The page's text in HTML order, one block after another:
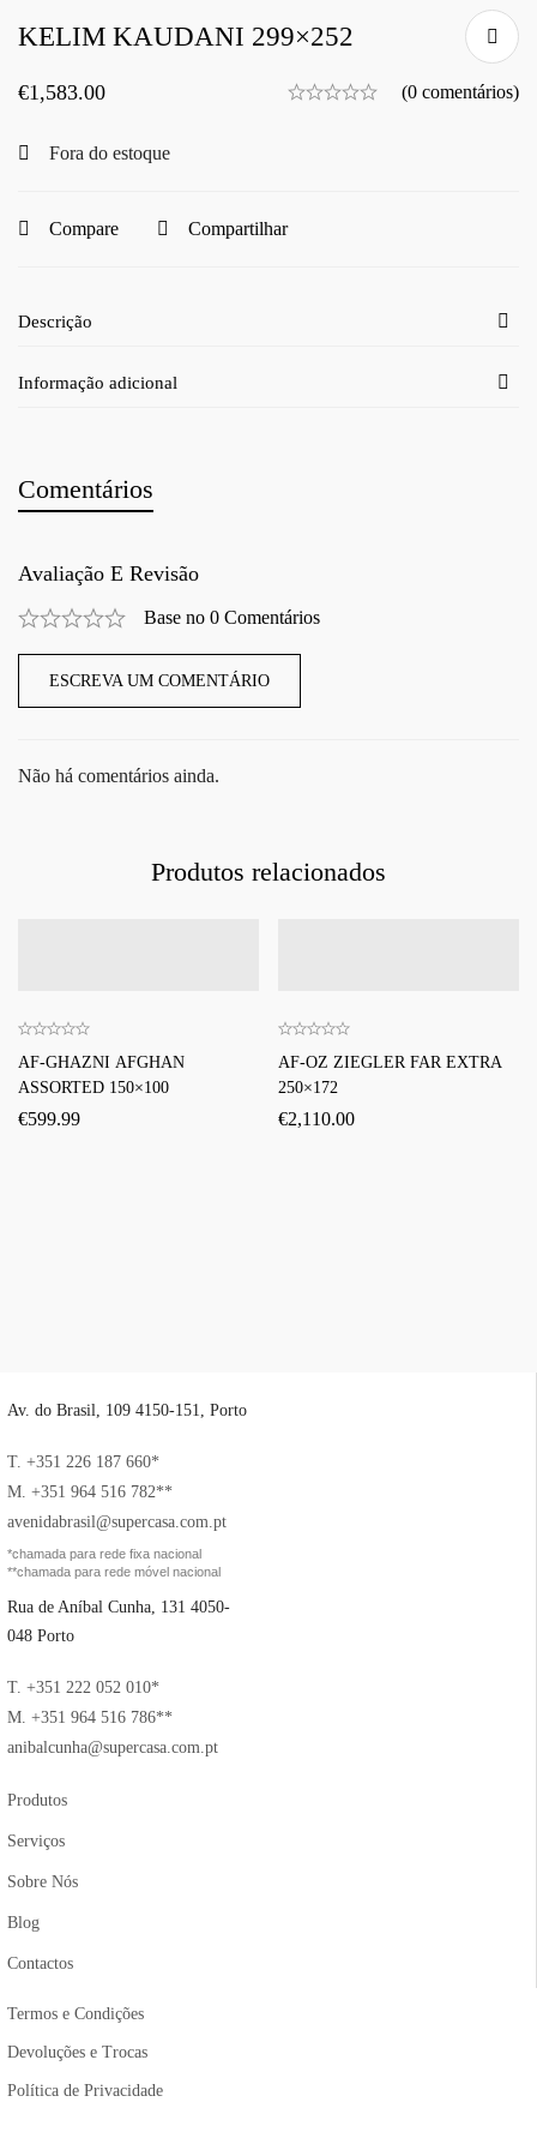
KELIM KAUDANI 299×252
€1,583.00 (0 comentários)
Fora do estoque
Compare Compartilhar
Descrição
Informação adicional
Comentários
Avaliação E Revisão
Base no 0 Comentários
ESCREVA UM COMENTÁRIO
Não há comentários ainda.
Produtos relacionados
AF-GHAZNI AFGHAN
ASSORTED 150×100
€599.99
AF-OZ ZIEGLER FAR EXTRA
250×172
€2,110.00
Av. do Brasil, 109 4150-151, Porto
T. +351 226 187 660*
M. +351 964 516 782**
avenidabrasil@supercasa.com.pt
*chamada para rede fixa nacional
**chamada para rede móvel nacional
Rua de Aníbal Cunha, 131 4050-
048 Porto
T. +351 222 052 010*
M. +351 964 516 786**
anibalcunha@supercasa.com.pt
Produtos
Serviços
Sobre Nós
Blog
Contactos
Termos e Condições
Devoluções e Trocas
Política de Privacidade